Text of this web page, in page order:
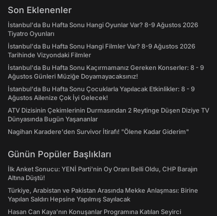
Son Eklenenler
İstanbul'da Bu Hafta Sonu Hangi Oyunlar Var? 8-9 Ağustos 2026
Tiyatro Oyunları
İstanbul'da Bu Hafta Sonu Hangi Filmler Var? 8-9 Ağustos 2026
Tarihinde Vizyondaki Filmler
İstanbul'da Bu Hafta Sonu Kaçırmamanız Gereken Konserler: 8 - 9
Ağustos Günleri Müziğe Doyamayacaksınız!
İstanbul'da Bu Hafta Sonu Çocuklarla Yapılacak Etkinlikler: 8 - 9
Ağustos Ailenize Çok İyi Gelecek!
ATV Dizisinin Çekimlerinin Durmasından 2 Reytinge Düşen Diziye TV
Dünyasında Bugün Yaşananlar
Nagihan Karadere'den Survivor İtirafı! "Ölene Kadar Giderim"
Günün Popüler Başlıkları
İlk Anket Sonucu: YENİ Parti'nin Oy Oranı Belli Oldu, CHP Barajın
Altına Düştü!
Türkiye, Arabistan ve Pakistan Arasında Mekke Anlaşması: Birine
Yapılan Saldırı Hepsine Yapılmış Sayılacak
Hasan Can Kaya’nın Konuşanlar Programına Katılan Seyirci